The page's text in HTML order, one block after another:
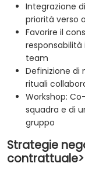
Integrazione
priorità verso
Favorire il
team
Definizione di
rituali
Workshop:
squadra e di
gruppo
Strategie
contrattuale>